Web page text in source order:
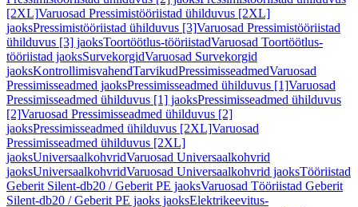
[2XL]Varuosad Pressimistööriistad ühilduvus [2XL]
jaoksPressimistööriistad ühilduvus [3]Varuosad Pressimistööriistad
ühilduvus [3] jaoksToortöötlus-tööriistadVaruosad Toortöötlus-
tööriistad jaoksSurvekorgidVaruosad Survekorgid
jaoksKontrollimisvahendTarvikudPressimisseadmedVaruosad
Pressimisseadmed jaoksPressimisseadmed ühilduvus [1]Varuosad
Pressimisseadmed ühilduvus [1] jaoksPressimisseadmed ühilduvus
[2]Varuosad Pressimisseadmed ühilduvus [2]
jaoksPressimisseadmed ühilduvus [2XL]Varuosad
Pressimisseadmed ühilduvus [2XL]
jaoksUniversaalkohvridVaruosad Universaalkohvrid
jaoksUniversaalkohvridVaruosad Universaalkohvrid jaoksTööriistad
Geberit Silent-db20 / Geberit PE jaoksVaruosad Tööriistad Geberit
Silent-db20 / Geberit PE jaoks jaoksElektrikeevitus-